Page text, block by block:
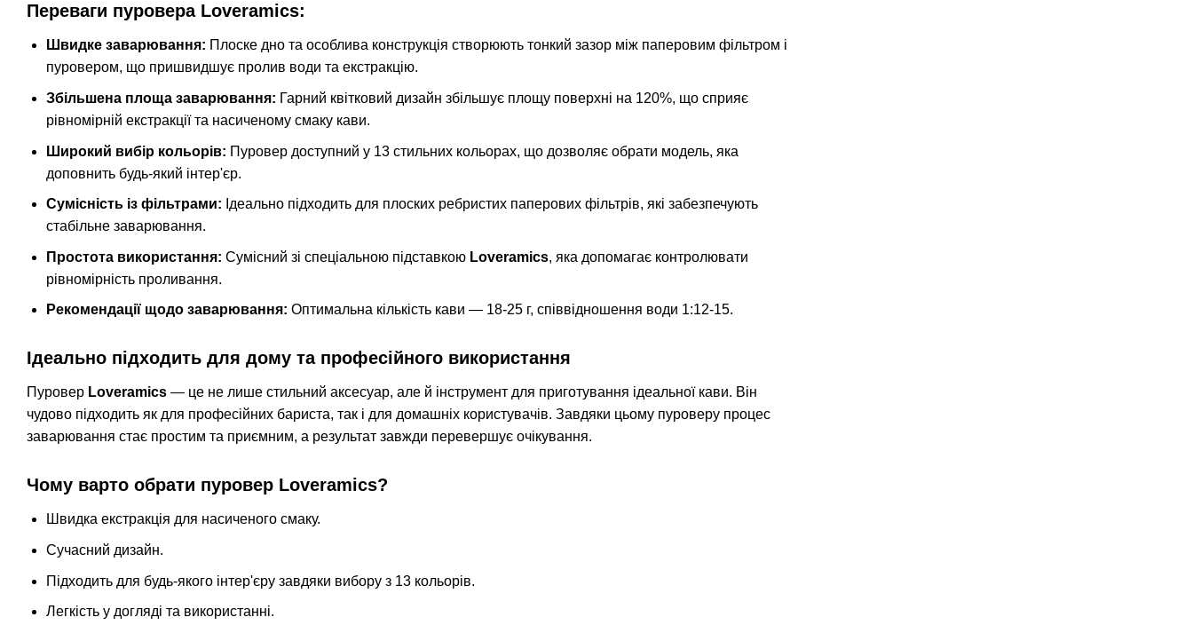
Переваги пуровера Loveramics:
Швидке заварювання: Плоске дно та особлива конструкція створюють тонкий зазор між паперовим фільтром і
пуровером, що пришвидшує пролив води та екстракцію.
Збільшена площа заварювання: Гарний квітковий дизайн збільшує площу поверхні на 120%, що сприяє
рівномірній екстракції та насиченому смаку кави.
Широкий вибір кольорів: Пуровер доступний у 13 стильних кольорах, що дозволяє обрати модель, яка
доповнить будь-який інтер'єр.
Сумісність із фільтрами: Ідеально підходить для плоских ребристих паперових фільтрів, які забезпечують
стабільне заварювання.
Простота використання: Сумісний зі спеціальною підставкою Loveramics, яка допомагає контролювати
рівномірність проливання.
Рекомендації щодо заварювання: Оптимальна кількість кави — 18-25 г, співвідношення води 1:12-15.
Ідеально підходить для дому та професійного використання
Пуровер Loveramics — це не лише стильний аксесуар, але й інструмент для приготування ідеальної кави. Він
чудово підходить як для професійних бариста, так і для домашніх користувачів. Завдяки цьому пуроверу процес
заварювання стає простим та приємним, а результат завжди перевершує очікування.
Чому варто обрати пуровер Loveramics?
Швидка екстракція для насиченого смаку.
Сучасний дизайн.
Підходить для будь-якого інтер'єру завдяки вибору з 13 кольорів.
Легкість у догляді та використанні.